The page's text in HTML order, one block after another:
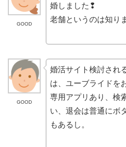
GOOD
婚しました❢
老舗というのは知り
GOOD
婚活サイト検討され
は、ユーブライドを
専用アプリあり、検
い、退会は普通にボ
もあるし。